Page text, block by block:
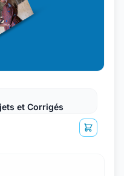
et Corrigés